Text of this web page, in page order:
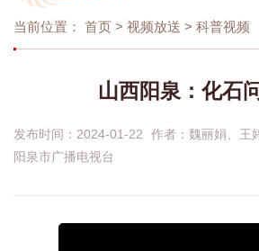
当前位置： 首页 > 视频放送 > 科普视频
山西阳泉：化石
发布时间：2024-01-22 作者： 魏丽娟、王
阳泉市广播电视台